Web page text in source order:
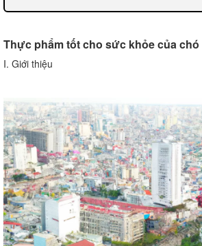
Thực phẩm tốt cho sức khỏe của chó
I. Giới thiệu